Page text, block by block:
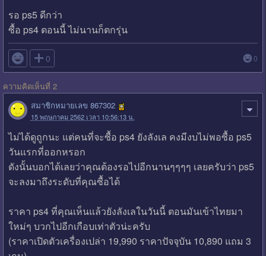
รอ ps5 ดีกว่า
ซื้อ ps4 ตอนนี้ ไม่นานก็ตกรุ่น
 0 0
ความคิดเห็นที่ 2
สมาชิกหมายเลข 867302
15 พฤษภาคม 2562 เวลา 10:56:13 น.
ไม่ได้ดูถูกนะ แต่คนที่จะซื้อ ps4 ยังลังเล คงมีงบไม่พอซื้อ ps5
วันแรกที่ออกหรอก
ดังนั้นบอกได้เลยว่าคุณต้องรอไปอีกนานๆๆๆๆ เลยครับว่า ps5
จะลงมาถึงระดับที่คุณซื้อได้
ราคา ps4 ที่คุณเห็นแล้วยังลังเลในวันนี้ ตอนมันเข้าไทยมา
ใหม่ๆ บวกไปอีกเกือบเท่าตัวน่ะครับ
(ราคาเปิดตัวเครื่องเปล่า 19,990 ราคาปัจจุบัน 10,890 แถม 3